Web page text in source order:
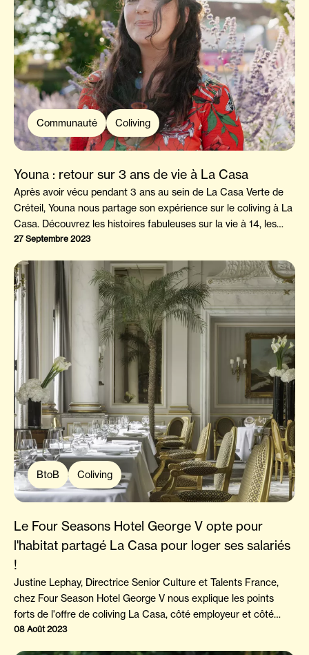
Communauté Coliving
Youna : retour sur 3 ans de vie à La Casa
Après avoir vécu pendant 3 ans au sein de La Casa Verte de
Créteil, Youna nous partage son expérience sur le coliving à La
Casa. Découvrez les histoires fabuleuses sur la vie à 14, les
amitiés et le début au sein d'une nouvelle "famille".
27 Septembre 2023
BtoB Coliving
Le Four Seasons Hotel George V opte pour
l'habitat partagé La Casa pour loger ses salariés
!
Justine Lephay, Directrice Senior Culture et Talents France,
chez Four Season Hotel George V nous explique les points
forts de l'offre de coliving La Casa, côté employeur et côté
employés
08 Août 2023